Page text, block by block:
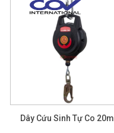
Dây Cứu Sinh Tự Co 20m